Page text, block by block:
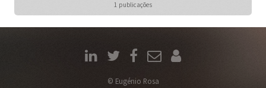
1 publicações
© Eugénio Rosa